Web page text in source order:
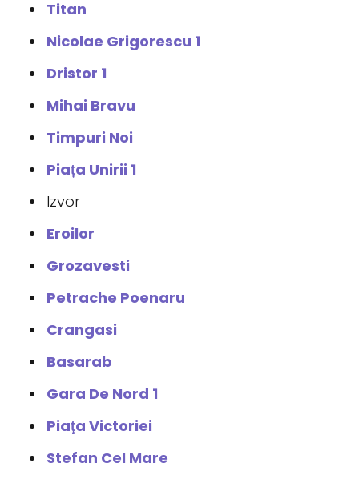
Titan
Nicolae Grigorescu 1
Dristor 1
Mihai Bravu
Timpuri Noi
Piața Unirii 1
Izvor
Eroilor
Grozavesti
Petrache Poenaru
Crangasi
Basarab
Gara De Nord 1
Piaţa Victoriei
Stefan Cel Mare